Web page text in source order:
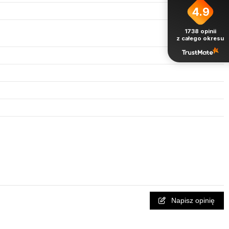
Napisz opinię
4.9
1738 opinii
z całego okresu